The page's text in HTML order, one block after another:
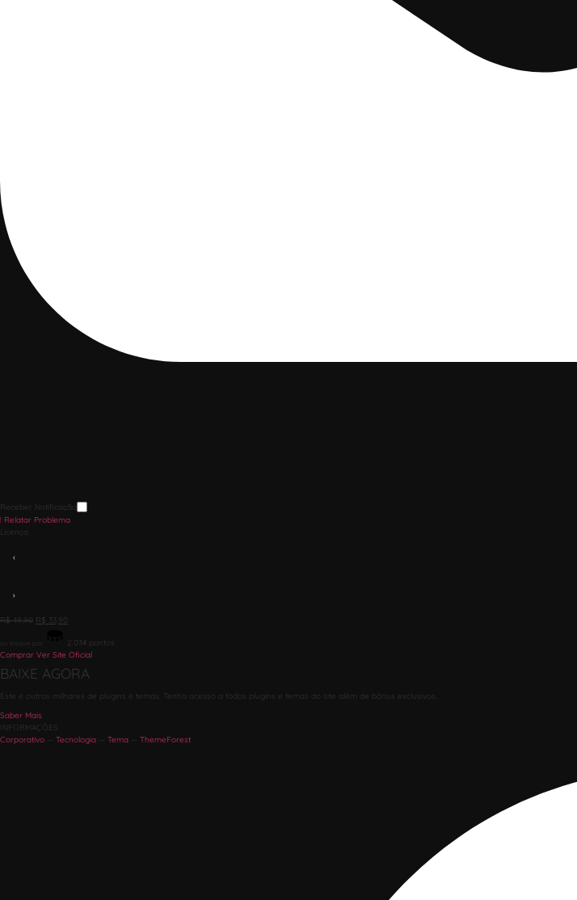
Receber Notificação
! Relatar Problema
Licença
‹
›
R$49,90 R$ 33,90
ou troque por 2.034 pontos
Comprar Ver Site Oficial
BAIXE AGORA
Este e outros milhares de plugins e temas. Tenha acesso a todos plugins e temas do site além de bônus exclusivos.
Saber Mais
INFORMAÇÕES
Corporativo
Tecnologia Tema ThemeForest